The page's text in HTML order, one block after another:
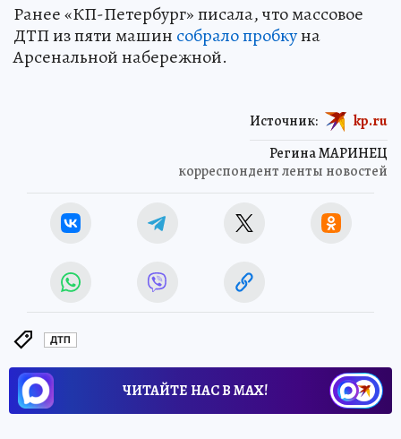
Ранее «КП-Петербург» писала, что массовое
ДТП из пяти машин собрало пробкуна
Арсенальной набережной.
Регина МАРИНЕЦ
корреспондент ленты новостей
Источник: kp.ru
ДТП
ЧИТАЙТЕ НАС В МАХ!